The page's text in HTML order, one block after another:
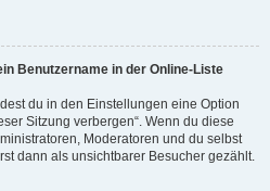
Benutzername in der Online-Liste
du in den Einstellungen eine Option
Sitzung verbergen“. Wenn du diese
Moderatoren und du selbst
dann als unsichtbarer Besucher gezählt.